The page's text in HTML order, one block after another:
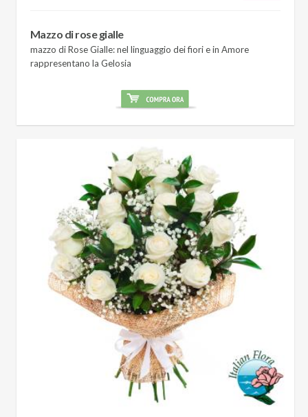
Mazzo di rose gialle
mazzo di Rose Gialle: nel linguaggio dei fiori e in Amore
rappresentano la Gelosia